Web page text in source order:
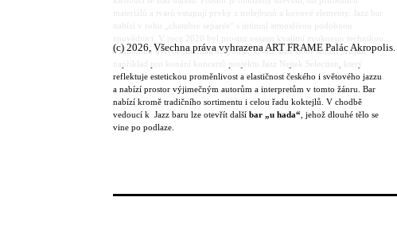
materiálů a tvarů vstupují prvky z trolejbusů a kovové elementy. Jazz bar
nabízí v rohu „chambre separée“ s intimní atmosférou podobnou
zpovědnici. V roce 2020 byl prostor osazen kvalitní zvukovou technikou
a intimním osvětlením malého pódia. V současné době slouží prostor
například pro konání koncertů projektu Jazz Nejtek Selection, který
reflektuje estetickou proměnlivost a elastičnost českého i světového jazzu
a nabízí prostor výjimečným autorům a interpretům v tomto žánru. Bar
nabízí kromě tradičního sortimentu i celou řadu koktejlů. V chodbě
vedoucí k Jazz baru lze otevřít další bar „u hada“ , jehož dlouhé tělo se
vine po podlaze.
(c) 2026, Všechna práva vyhrazena ART FRAME Palác Akropolis.